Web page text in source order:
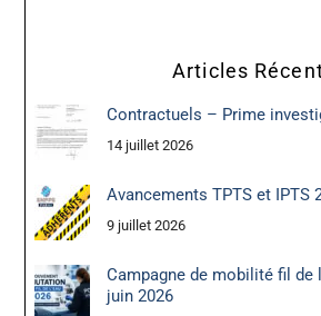
Articles
Contractuels – Prime
14 juillet 2026
Avancements TPTS et IPTS
9 juillet 2026
Campagne de mobilité fil de
juin 2026